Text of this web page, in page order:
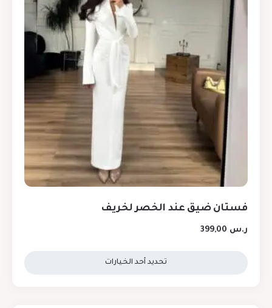
فستان ضيق عند الخصر لخريف
ر.س
تحديد أحد الخيارات